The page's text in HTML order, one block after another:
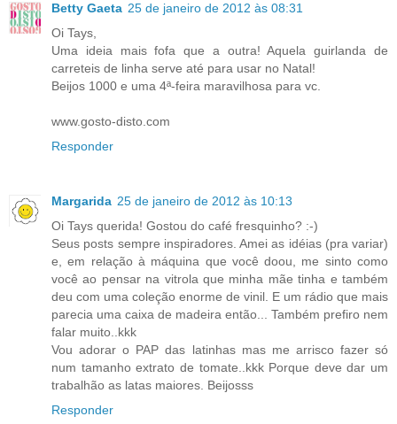
Betty Gaeta 25 de janeiro de 2012 às 08:31
Oi Tays,
Uma ideia mais fofa que a outra! Aquela guirlanda de
carreteis de linha serve até para usar no Natal!
Beijos 1000 e uma 4ª-feira maravilhosa para vc.
www.gosto-disto.com
Responder
Margarida 25 de janeiro de 2012 às 10:13
Oi Tays querida! Gostou do café fresquinho? :-)
Seus posts sempre inspiradores. Amei as idéias (pra variar)
e, em relação à máquina que você doou, me sinto como
você ao pensar na vitrola que minha mãe tinha e também
deu com uma coleção enorme de vinil. E um rádio que mais
parecia uma caixa de madeira então... Também prefiro nem
falar muito..kkk
Vou adorar o PAP das latinhas mas me arrisco fazer só
num tamanho extrato de tomate..kkk Porque deve dar um
trabalhão as latas maiores. Beijosss
Responder